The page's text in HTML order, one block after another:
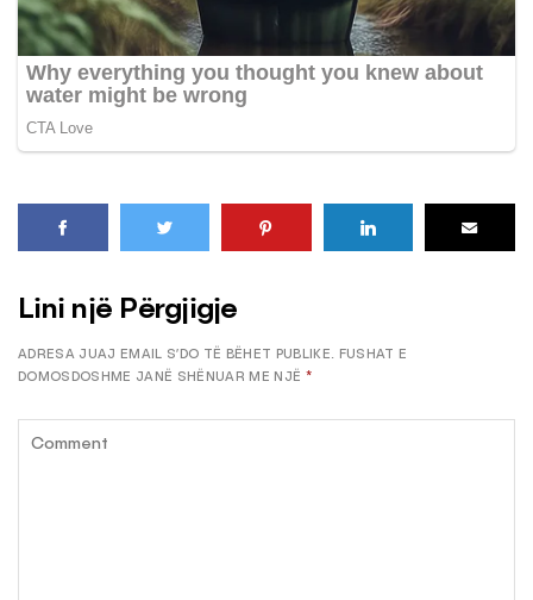
Lini një Përgjigje
ADRESA JUAJ EMAIL S’DO TË BËHET PUBLIKE. FUSHAT E
DOMOSDOSHME JANË SHËNUAR ME NJË *